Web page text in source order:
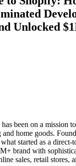
Unlocked
has been on a mission
home goods.
started as a direct-
brand with
sales, retail stores,